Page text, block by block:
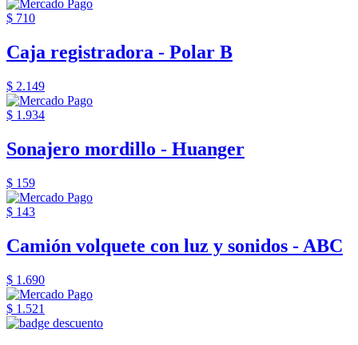
$ 710
Caja registradora - Polar B
$ 2.149
$ 1.934
Sonajero mordillo - Huanger
$ 159
$ 143
Camión volquete con luz y sonidos - ABC
$ 1.690
$ 1.521